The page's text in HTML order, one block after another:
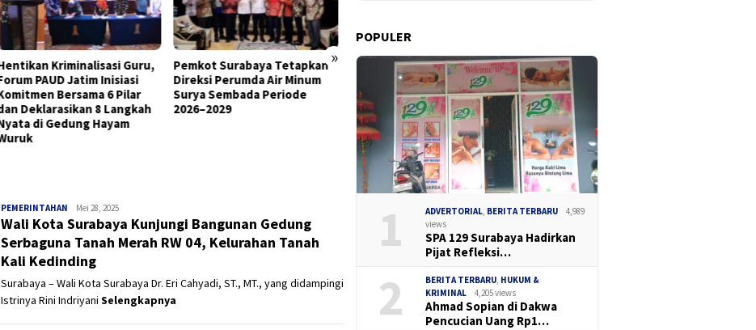
»
Pemkot Surabaya Tetapkan
Direksi Perumda Air Minum
Surya Sembada Periode
2026–2029
Ketua DPC Madas Surabaya
Soroti Keluhan Pedagang
Soal Penertiban Satpol PP,
Minta Pendekatan Humanis
Dua Pekan, Polres Tanjung
Perak Bongkar Tiga Jaringan
Narkoba, 22,76 Gram Sabu
dan Pil Ekstasi Disita
141 Karton Rokok Diduga
Ilegal Diamankan Bea Cukai
Juanda, Dua Sopir Dilepas
PEMERINTAHAN Panjinusantara
Mei 28, 2025
Wali Kota Surabaya Kunjungi Bangunan Gedung
Serbaguna Tanah Merah RW 04, Kelurahan Tanah
Kali Kedinding
Surabaya – Wali Kota Surabaya Dr. Eri Cahyadi, ST., MT., yang didampingi
Istrinya Rini Indriyani Selengkapnya
POPULER
1 ADVERTORIAL BERITA TERBARU
4,989
views
SPA 129 Surabaya Hadirkan
Pijat Refleksi…
2 BERITA TERBARU HUKUM &
KRIMINAL
4,205 views
Ahmad Sopian di Dakwa
Pencucian Uang Rp1…